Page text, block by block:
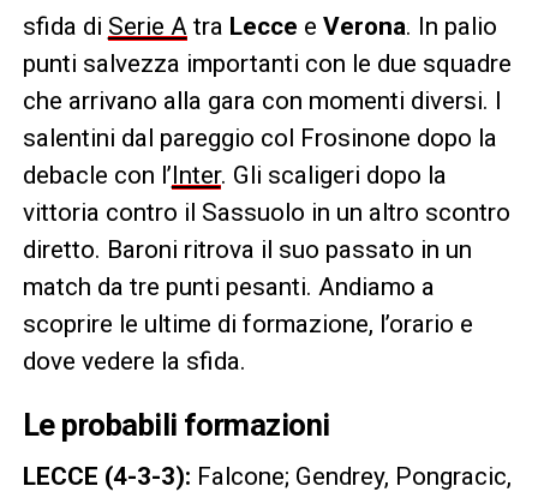
sfida di Serie A tra Lecce e Verona. In palio
punti salvezza importanti con le due squadre
che arrivano alla gara con momenti diversi. I
salentini dal pareggio col Frosinone dopo la
debacle con l’Inter. Gli scaligeri dopo la
vittoria contro il Sassuolo in un altro scontro
diretto. Baroni ritrova il suo passato in un
match da tre punti pesanti. Andiamo a
scoprire le ultime di formazione, l’orario e
dove vedere la sfida.
Le probabili formazioni
LECCE (4-3-3): Falcone; Gendrey, Pongracic,